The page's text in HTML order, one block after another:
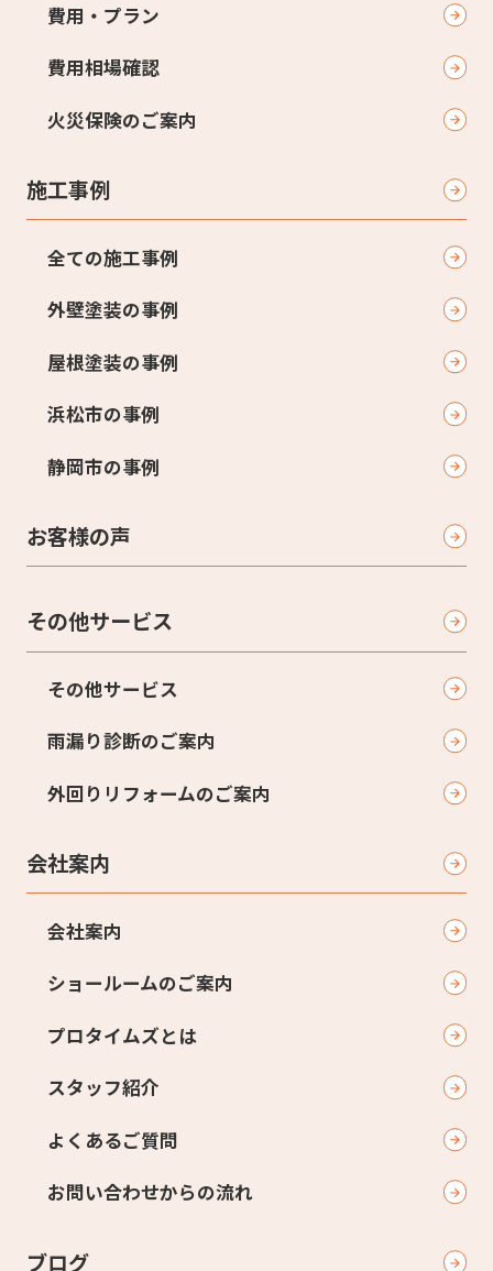
費用・プラン
費用相場確認
火災保険のご案内
施工事例
全ての施工事例
外壁塗装の事例
屋根塗装の事例
浜松市の事例
静岡市の事例
お客様の声
その他サービス
その他サービス
雨漏り診断のご案内
外回りリフォームのご案内
会社案内
会社案内
ショールームのご案内
プロタイムズとは
スタッフ紹介
よくあるご質問
お問い合わせからの流れ
ブログ